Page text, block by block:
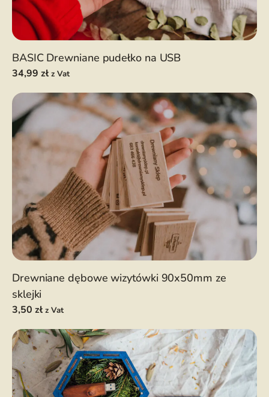
BASIC Drewniane pudełko na USB
34,99 zł z Vat
Drewniane dębowe wizytówki 90x50mm ze
sklejki
3,50 zł z Vat